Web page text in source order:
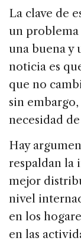
La clave de
un
una buena y
noticia es
que no
sin
necesidad
Hay
respaldan la
mejor
nivel
en los
en las